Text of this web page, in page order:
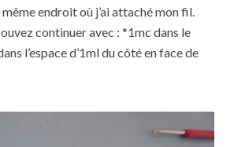
même endroit où j’ai attaché mon fil.
continuer avec : *1mc dans le
l’espace d’1ml du côté en face de